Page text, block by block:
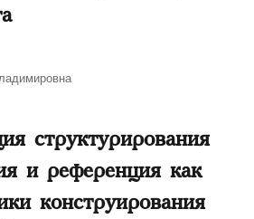
структурирования
и референция как
конструирования